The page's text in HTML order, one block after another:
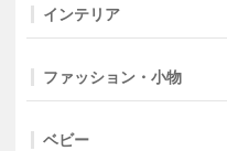
インテリア
ファッション・小物
ベビー